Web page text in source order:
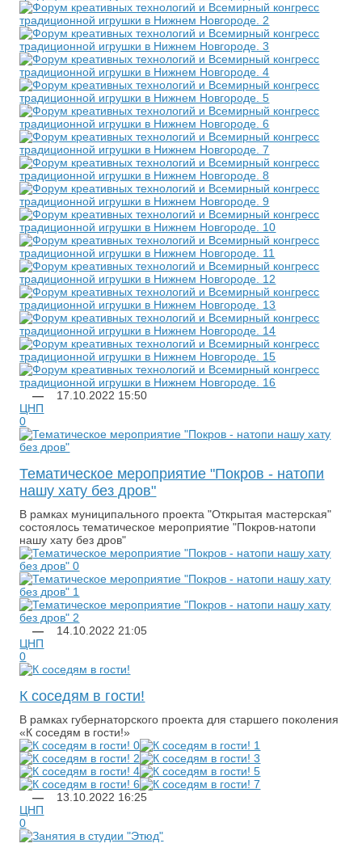
— 17.10.2022 15:50
ЦНП
0
Тематическое мероприятие "Покров - натопи
нашу хату без дров"
В рамках муниципального проекта "Открытая мастерская"
состоялось тематическое мероприятие "Покров-натопи
нашу хату без дров"
— 14.10.2022 21:05
ЦНП
0
​К соседям в гости!
В рамках губернаторского проекта для старшего поколения
«К соседям в гости!»
— 13.10.2022 16:25
ЦНП
0